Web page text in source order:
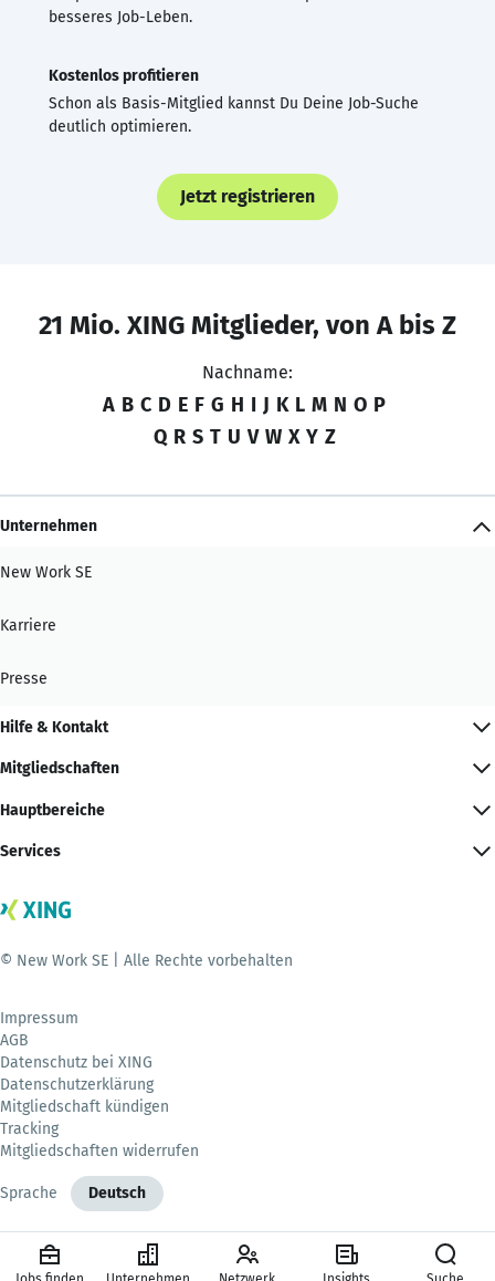
besseres Job-Leben.
Kostenlos profitieren
Schon als Basis-Mitglied kannst Du Deine Job-Suche
deutlich optimieren.
Jetzt registrieren
21 Mio. XING Mitglieder, von A bis Z
Nachname:
A B C D E F G H I J K L M N O P
Q R S T U V W X Y Z
Unternehmen
New Work SE
Karriere
Presse
Hilfe & Kontakt
Mitgliedschaften
Hauptbereiche
Services
© New Work SE | Alle Rechte vorbehalten
Impressum
AGB
Datenschutz bei XING
Datenschutzerklärung
Mitgliedschaft kündigen
Tracking
Mitgliedschaften widerrufen
Sprache Deutsch